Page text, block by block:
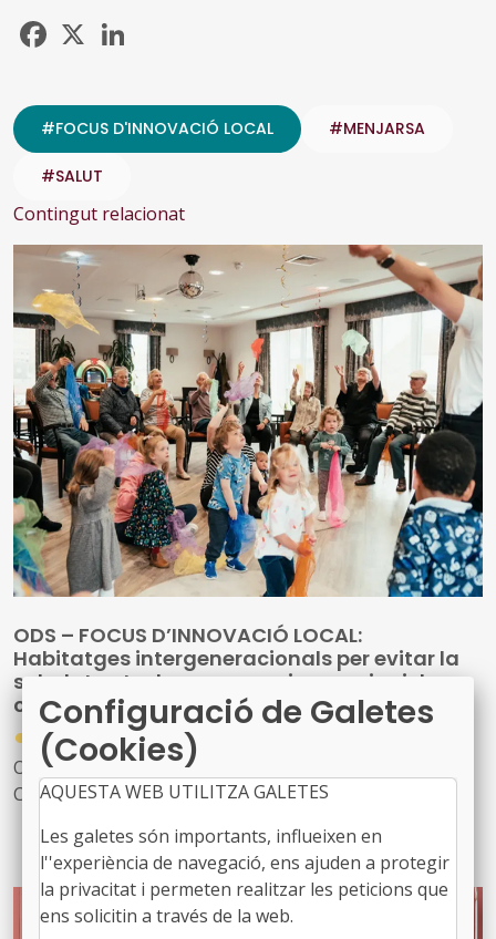
Facebook
#FOCUS D'INNOVACIÓ LOCAL #MENJARSA
#SALUT
Contingut relacionat
ODS – FOCUS D’INNOVACIÓ LOCAL:
Habitatges intergeneracionals per evitar la
soledat entre les persones i per enriquir les
comunitats
●
13/03/2026
ODS número 3: Salut i Benestar i ODS número 11:
Ciutats i Comunitats sostenibles
’At Belong’ és un innovador equipament públic
inaugurat a Chester (Regne Unit) que acull, en un mateix
edifici, una residència per a persones grans i una llar
d'infants
Configuració de Galetes
(Cookies)
AQUESTA WEB UTILITZA GALETES
Les galetes són importants, influeixen en
l''experiència de navegació, ens ajuden a protegir
la privacitat i permeten realitzar les peticions que
ens solicitin a través de la web.